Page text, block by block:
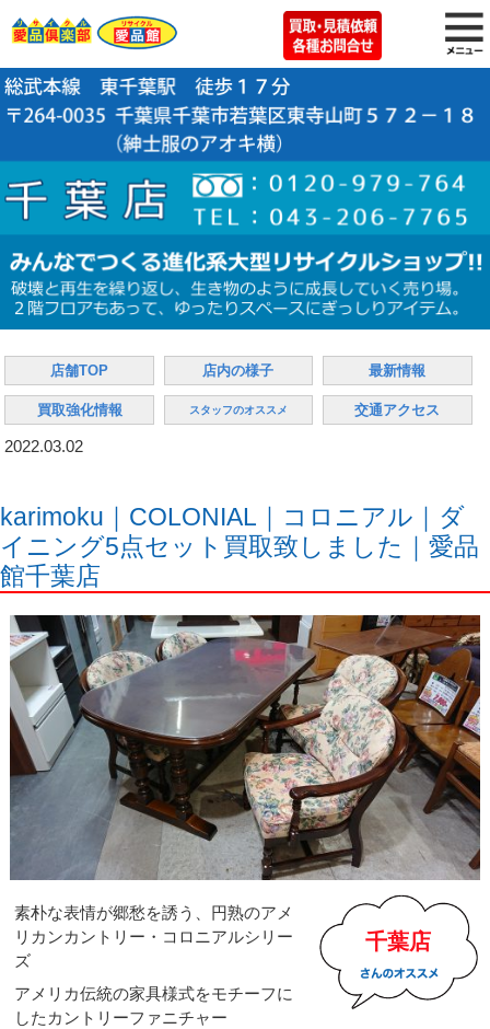
店舗TOP 店内の様子 最新情報
買取強化情報 スタッフのオススメ 交通アクセス
2022.03.02
karimoku｜COLONIAL｜コロニアル｜ダ
イニング5点セット買取致しました｜愛品
館千葉店
千葉店
素朴な表情が郷愁を誘う、円熟のアメ
リカンカントリー・コロニアルシリー
ズ
アメリカ伝統の家具様式をモチーフに
したカントリーファニチャー